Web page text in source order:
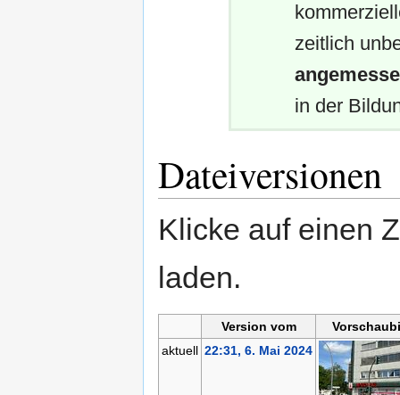
zeitlich
in der
Dateiversionen
Klicke auf einen
laden.
Version vom
aktuell 22:31, 6. Mai 2024